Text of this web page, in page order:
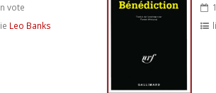
vote
Leo Banks